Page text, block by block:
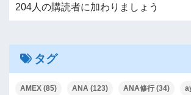
204人の購読者に加わりましょう
タグ
AMEX (85) ANA (123) ANA修行 (34)